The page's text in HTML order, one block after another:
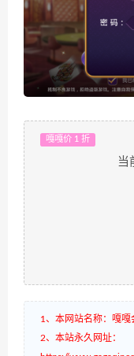
嘎嘎价 1 折
当
1、本网站名称：嘎嘎
2、本站永久网址：